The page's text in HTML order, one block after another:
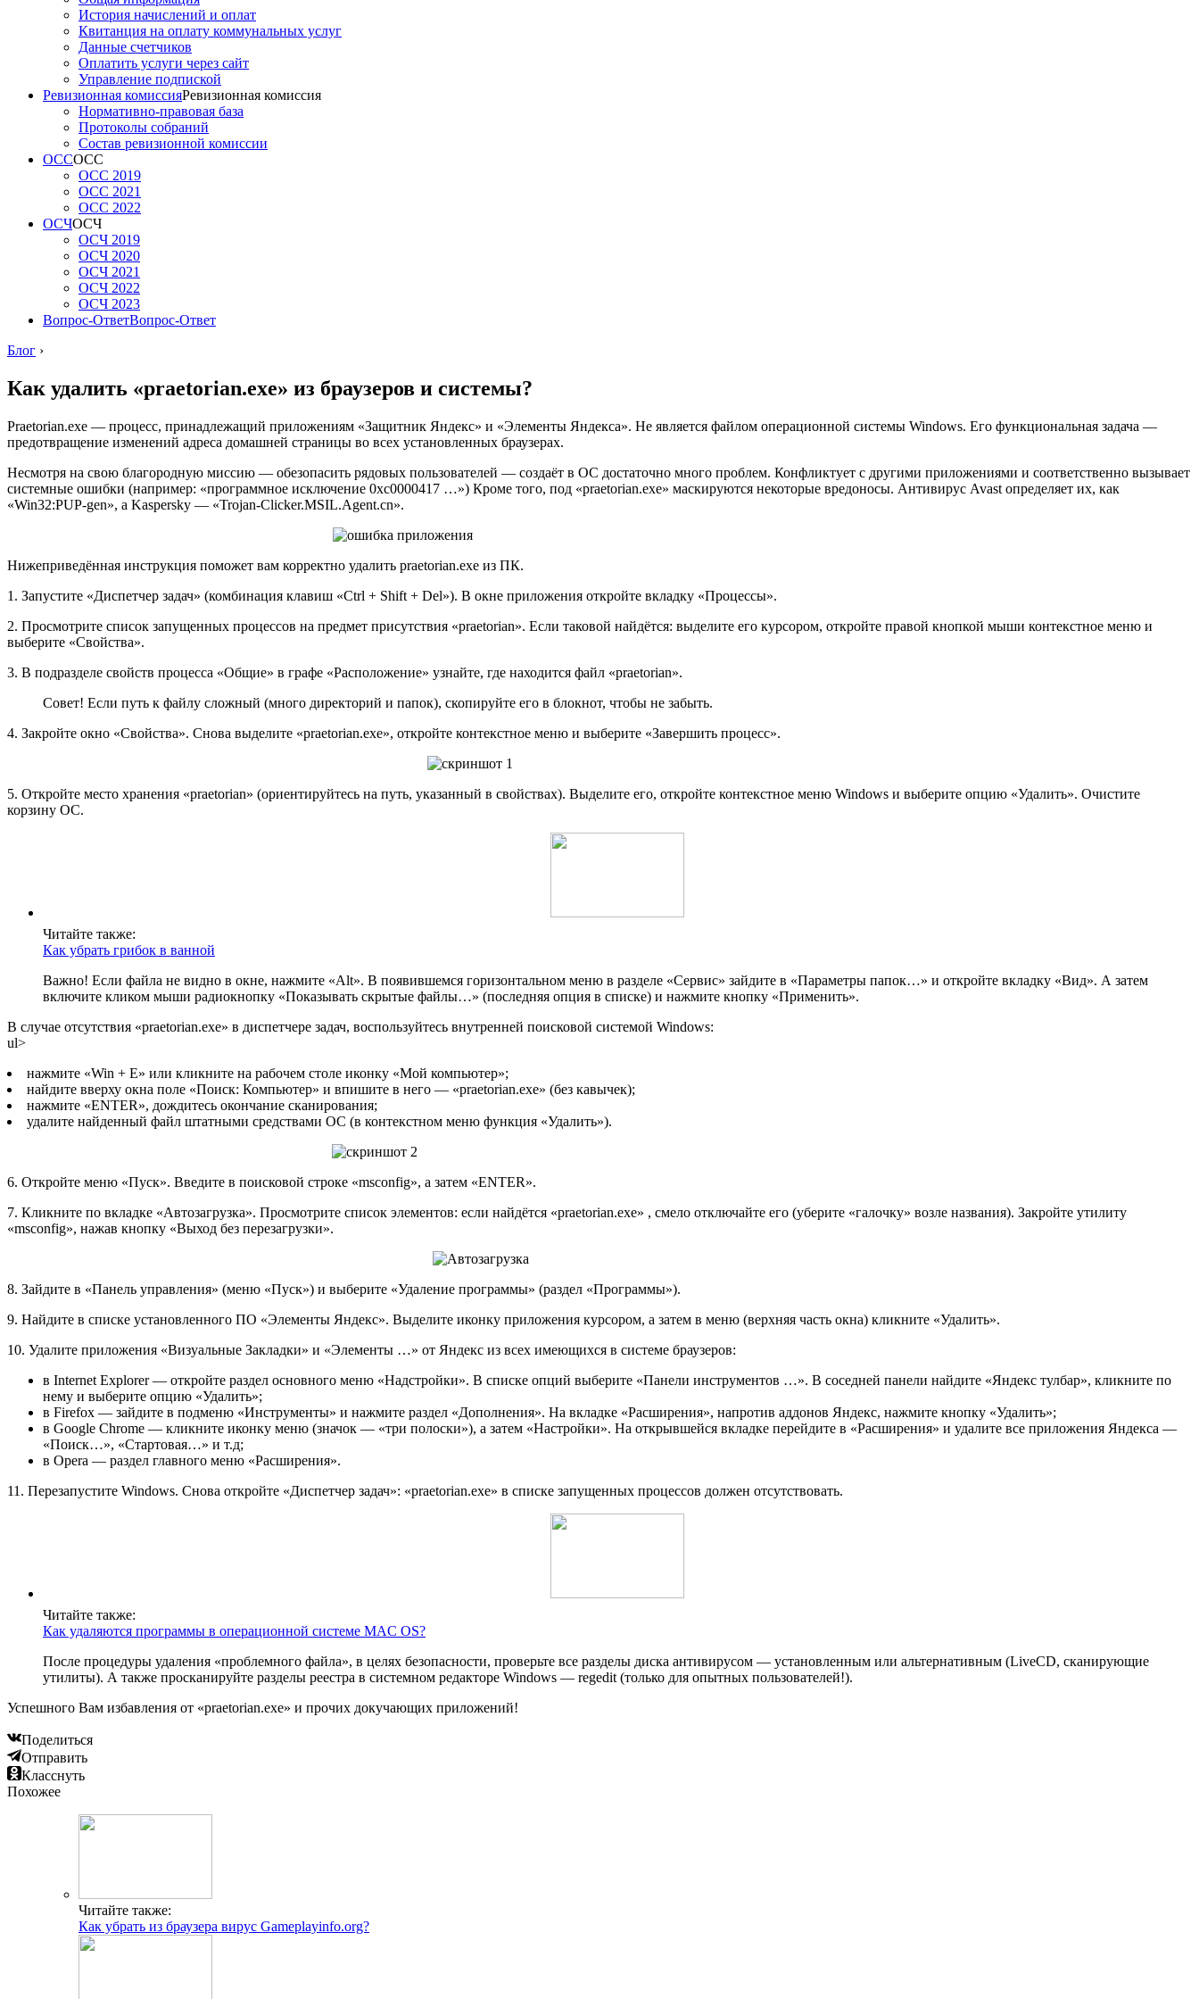
История начислений и оплат
Квитанция на оплату коммунальных услуг
Данные счетчиков
Оплатить услуги через сайт
Управление подпиской
Ревизионная комиссияРевизионная комиссия
Нормативно-правовая база
Протоколы собраний
Состав ревизионной комиссии
ОССОСС
ОСС 2019
ОСС 2021
ОСС 2022
ОСЧОСЧ
ОСЧ 2019
ОСЧ 2020
ОСЧ 2021
ОСЧ 2022
ОСЧ 2023
Вопрос-ОтветВопрос-Ответ
Блог ›
Как удалить «praetorian.exe» из браузеров и системы?
Praetorian.exe — процесс, принадлежащий приложениям «Защитник Яндекс» и «Элементы Яндекса». Не является файлом операционной системы Windows. Его функциональная задача —
предотвращение изменений адреса домашней страницы во всех установленных браузерах.
Несмотря на свою благородную миссию — обезопасить рядовых пользователей — создаёт в ОС достаточно много проблем. Конфликтует с другими приложениями и соответственно вызывает
системные ошибки (например: «программное исключение 0xc0000417 …») Кроме того, под «praetorian.exe» маскируются некоторые вредоносы. Антивирус Avast определяет их, как
«Win32:PUP-gen», а Kaspersky — «Trojan-Clicker.MSIL.Agent.cn».
Нижеприведённая инструкция поможет вам корректно удалить praetorian.exe из ПК.
1. Запустите «Диспетчер задач» (комбинация клавиш «Ctrl + Shift + Del»). В окне приложения откройте вкладку «Процессы».
2. Просмотрите список запущенных процессов на предмет присутствия «praetorian». Если таковой найдётся: выделите его курсором, откройте правой кнопкой мыши контекстное меню и
выберите «Свойства».
3. В подразделе свойств процесса «Общие» в графе «Расположение» узнайте, где находится файл «praetorian».
Совет! Если путь к файлу сложный (много директорий и папок), скопируйте его в блокнот, чтобы не забыть.
4. Закройте окно «Свойства». Снова выделите «praetorian.exe», откройте контекстное меню и выберите «Завершить процесс».
5. Откройте место хранения «praetorian» (ориентируйтесь на путь, указанный в свойствах). Выделите его, откройте контекстное меню Windows и выберите опцию «Удалить». Очистите
корзину ОС.
Читайте также:
Как убрать грибок в ванной
Важно! Если файла не видно в окне, нажмите «Alt». В появившемся горизонтальном меню в разделе «Сервис» зайдите в «Параметры папок…» и откройте вкладку «Вид». А затем
включите кликом мыши радиокнопку «Показывать скрытые файлы…» (последняя опция в списке) и нажмите кнопку «Применить».
В случае отсутствия «praetorian.exe» в диспетчере задач, воспользуйтесь внутренней поисковой системой Windows:
ul>
нажмите «Win + E» или кликните на рабочем столе иконку «Мой компьютер»;
найдите вверху окна поле «Поиск: Компьютер» и впишите в него — «praetorian.exe» (без кавычек);
нажмите «ENTER», дождитесь окончание сканирования;
удалите найденный файл штатными средствами ОС (в контекстном меню функция «Удалить»).
6. Откройте меню «Пуск». Введите в поисковой строке «msсonfig», а затем «ENTER».
7. Кликните по вкладке «Автозагрузка». Просмотрите список элементов: если найдётся «praetorian.exe» , смело отключайте его (уберите «галочку» возле названия). Закройте утилиту
«msсonfig», нажав кнопку «Выход без перезагрузки».
8. Зайдите в «Панель управления» (меню «Пуск») и выберите «Удаление программы» (раздел «Программы»).
9. Найдите в списке установленного ПО «Элементы Яндекс». Выделите иконку приложения курсором, а затем в меню (верхняя часть окна) кликните «Удалить».
10. Удалите приложения «Визуальные Закладки» и «Элементы …» от Яндекс из всех имеющихся в системе браузеров:
в Internet Explorer — откройте раздел основного меню «Надстройки». В списке опций выберите «Панели инструментов …». В соседней панели найдите «Яндекс тулбар», кликните по
нему и выберите опцию «Удалить»;
в Firefox — зайдите в подменю «Инструменты» и нажмите раздел «Дополнения». На вкладке «Расширения», напротив аддонов Яндекс, нажмите кнопку «Удалить»;
в Google Chrome — кликните иконку меню (значок — «три полоски»), а затем «Настройки». На открывшейся вкладке перейдите в «Расширения» и удалите все приложения Яндекса —
«Поиск…», «Стартовая…» и т.д;
в Opera — раздел главного меню «Расширения».
11. Перезапустите Windows. Снова откройте «Диспетчер задач»: «praetorian.exe» в списке запущенных процессов должен отсутствовать.
Читайте также:
Как удаляются программы в операционной системе MAC OS?
После процедуры удаления «проблемного файла», в целях безопасности, проверьте все разделы диска антивирусом — установленным или альтернативным (LiveCD, сканирующие
утилиты). А также просканируйте разделы реестра в системном редакторе Windows — regedit (только для опытных пользователей!).
Успешного Вам избавления от «praetorian.exe» и прочих докучающих приложений!
Поделиться
Отправить
Класснуть
Похожее
Читайте также:
Как убрать из браузера вирус Gameplayinfo.org?